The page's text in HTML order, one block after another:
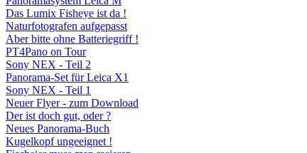
Das Lumix Fisheye ist da !
Naturfotografen aufgepasst
Aber bitte ohne Batteriegriff !
PT4Pano on Tour
Sony NEX - Teil 2
Panorama-Set für Leica X1
Sony NEX - Teil 1
Neuer Flyer - zum Download
Der ist doch gut, oder ?
Neues Panorama-Buch
Kugelkopf ungeeignet !